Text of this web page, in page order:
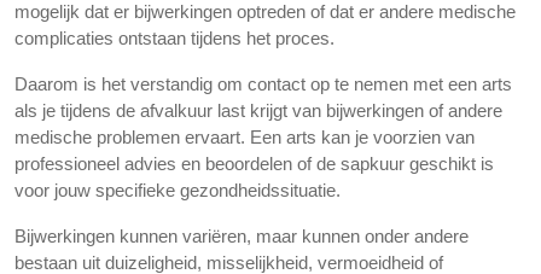
mogelijk dat er bijwerkingen optreden of dat er andere medische
complicaties ontstaan tijdens het proces.
Daarom is het verstandig om contact op te nemen met een arts
als je tijdens de afvalkuur last krijgt van bijwerkingen of andere
medische problemen ervaart. Een arts kan je voorzien van
professioneel advies en beoordelen of de sapkuur geschikt is
voor jouw specifieke gezondheidssituatie.
Bijwerkingen kunnen variëren, maar kunnen onder andere
bestaan uit duizeligheid, misselijkheid, vermoeidheid of